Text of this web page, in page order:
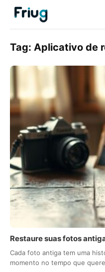
Tag: Aplicativo de
Restaure suas fotos
Cada foto antiga tem uma
momento no tempo que